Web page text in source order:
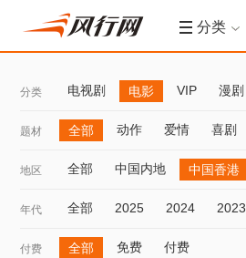
分类
分类 电视剧 电影 VIP 漫剧
题材 全部 动作 爱情 喜剧
地区 全部 中国内地 中国香港
年代 全部 2025 2024 2023
付费 全部 免费 付费